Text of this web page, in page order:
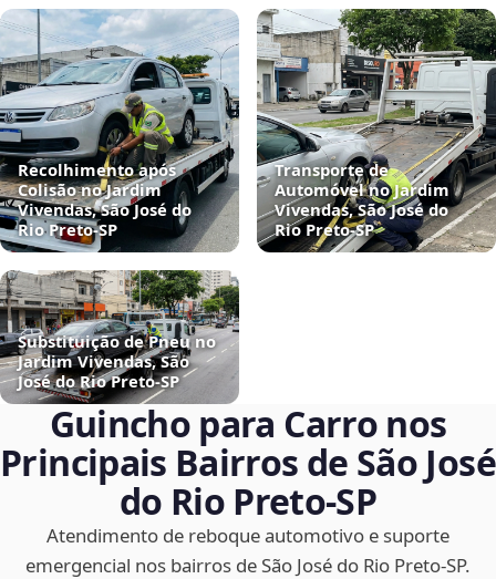
Recolhimento após
Colisão no Jardim
Vivendas, São José do
Rio Preto‑SP
Transporte de
Automóvel no Jardim
Vivendas, São José do
Rio Preto‑SP
Substituição de Pneu no
Jardim Vivendas, São
José do Rio Preto‑SP
Guincho para Carro nos
Principais Bairros de São José
do Rio Preto‑SP
Atendimento de reboque automotivo e suporte
emergencial nos bairros de São José do Rio Preto‑SP.